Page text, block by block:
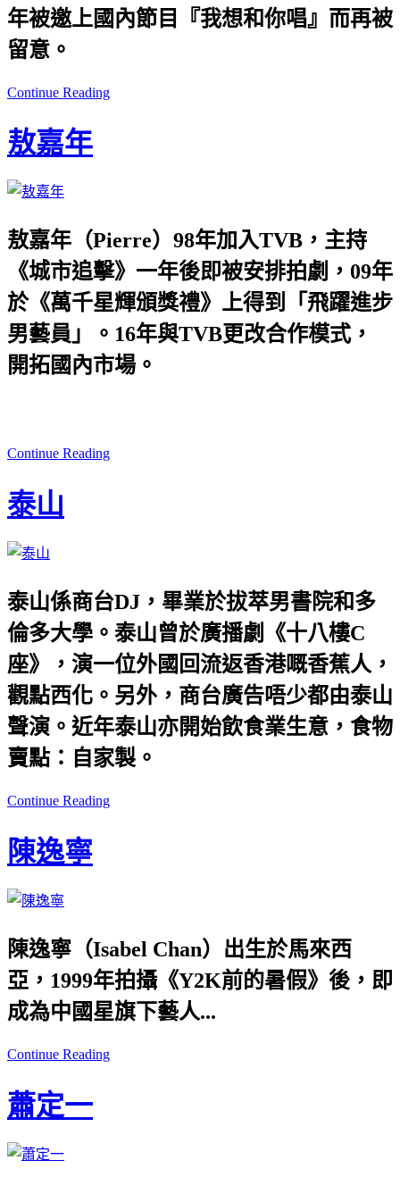
年被邀上國內節目『我想和你唱』而再被
留意。
Continue Reading
敖嘉年
敖嘉年（Pierre）98年加入TVB，主持
《城市追擊》一年後即被安排拍劇，09年
於《萬千星輝頒獎禮》上得到「飛躍進步
男藝員」。16年與TVB更改合作模式，
開拓國內市場。
Continue Reading
泰山
泰山係商台DJ，畢業於拔萃男書院和多
倫多大學。泰山曾於廣播劇《十八樓C
座》，演一位外國回流返香港嘅香蕉人，
觀點西化。另外，商台廣告唔少都由泰山
聲演。近年泰山亦開始飲食業生意，食物
賣點：自家製。
Continue Reading
陳逸寧
陳逸寧（Isabel Chan）出生於馬來西
亞，1999年拍攝《Y2K前的暑假》後，即
成為中國星旗下藝人...
Continue Reading
蕭定一